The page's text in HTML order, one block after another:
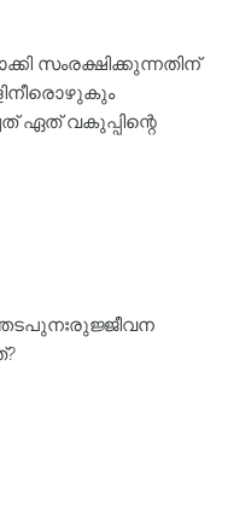
സംരക്ഷിക്കുന്നതിന്‌
ഏത്‌ വകുപ്പിന്റെ